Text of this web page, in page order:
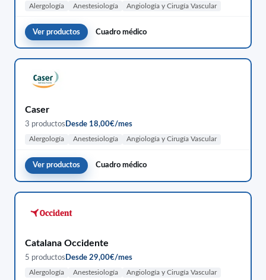
Alergología Anestesiología Angiología y Cirugía Vascular
Ver productos Cuadro médico
Caser
3 productos Desde 18,00€/mes
Alergología Anestesiología Angiología y Cirugía Vascular
Ver productos Cuadro médico
Catalana Occidente
5 productos Desde 29,00€/mes
Alergología Anestesiología Angiología y Cirugía Vascular